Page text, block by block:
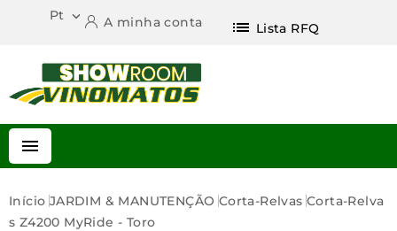
Pt  A minha conta list Lista RFQ

Início JARDIM & MANUTENÇÃO Corta-Relvas Corta-Relva
S Z4200 MyRide - Toro